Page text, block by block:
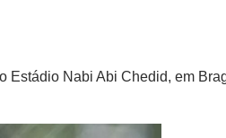
Nabi Abi Chedid, em